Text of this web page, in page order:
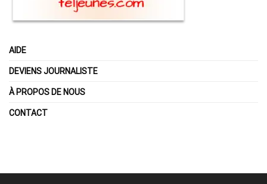
AIDE
DEVIENS JOURNALISTE
À PROPOS DE NOUS
CONTACT